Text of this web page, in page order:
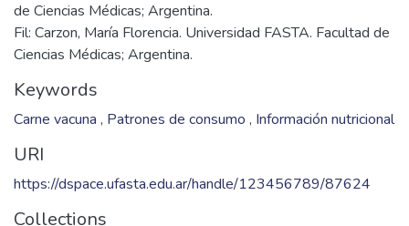
de Ciencias Médicas; Argentina.
Fil: Carzon, María Florencia. Universidad FASTA. Facultad de
Ciencias Médicas; Argentina.
Keywords
Carne vacuna , Patrones de consumo , Información nutricional
URI
https://dspace.ufasta.edu.ar/handle/123456789/87624
Collections